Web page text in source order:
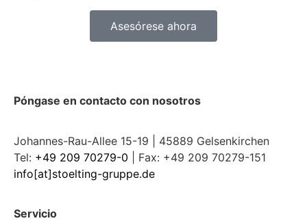
Asesórese ahora
Póngase en contacto con nosotros
Johannes-Rau-Allee 15-19 | 45889 Gelsenkirchen
Tel: +49 209 70279-0 | Fax: +49 209 70279-151
info[at]stoelting-gruppe.de
Servicio